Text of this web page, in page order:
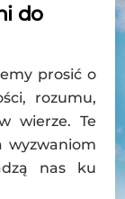
do
prosić o
rozumu,
wierze. Te
wyzwaniom
nas ku